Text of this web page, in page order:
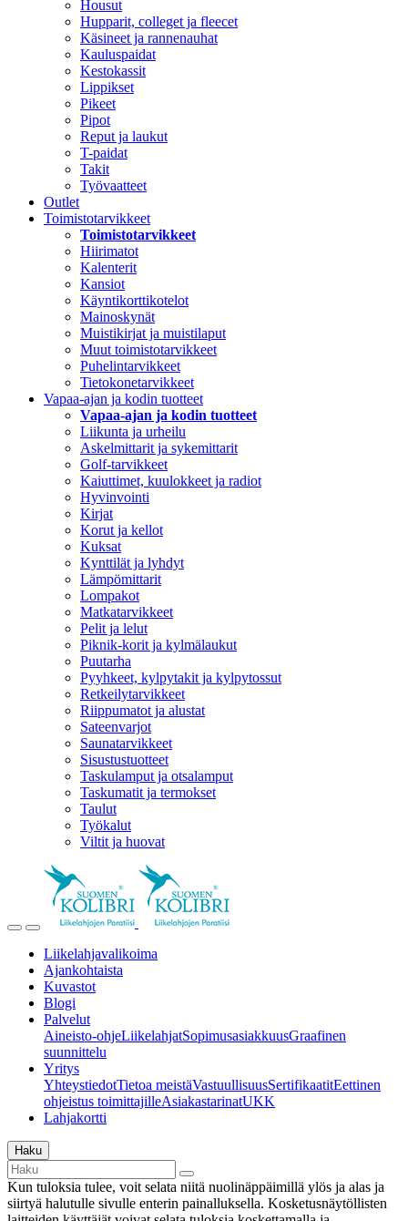
Housut
Hupparit, colleget ja fleecet
Käsineet ja rannenauhat
Kauluspaidat
Kestokassit
Lippikset
Pikeet
Pipot
Reput ja laukut
T-paidat
Takit
Työvaatteet
Outlet
Toimistotarvikkeet
Toimistotarvikkeet
Hiirimatot
Kalenterit
Kansiot
Käyntikorttikotelot
Mainoskynät
Muistikirjat ja muistilaput
Muut toimistotarvikkeet
Puhelintarvikkeet
Tietokonetarvikkeet
Vapaa-ajan ja kodin tuotteet
Vapaa-ajan ja kodin tuotteet
Liikunta ja urheilu
Askelmittarit ja sykemittarit
Golf-tarvikkeet
Kaiuttimet, kuulokkeet ja radiot
Hyvinvointi
Kirjat
Korut ja kellot
Kuksat
Kynttilät ja lyhdyt
Lämpömittarit
Lompakot
Matkatarvikkeet
Pelit ja lelut
Piknik-korit ja kylmälaukut
Puutarha
Pyyhkeet, kylpytakit ja kylpytossut
Retkeilytarvikkeet
Riippumatot ja alustat
Sateenvarjot
Saunatarvikkeet
Sisustustuotteet
Taskulamput ja otsalamput
Taskumatit ja termokset
Taulut
Työkalut
Viltit ja huovat
Liikelahjavalikoima
Ajankohtaista
Kuvastot
Blogi
Palvelut
Aineisto-ohjeLiikelahjatSopimusasiakkuusGraafinen
suunnittelu
Yritys
YhteystiedotTietoa meistäVastuullisuusSertifikaatitEettinen
ohjeistus toimittajilleAsiakastarinatUKK
Lahjakortti
Haku
Kun tuloksia tulee, voit selata niitä nuolinäppäimillä ylös ja alas ja
siirtyä halutulle sivulle enterin painalluksella. Kosketusnäytöllisten